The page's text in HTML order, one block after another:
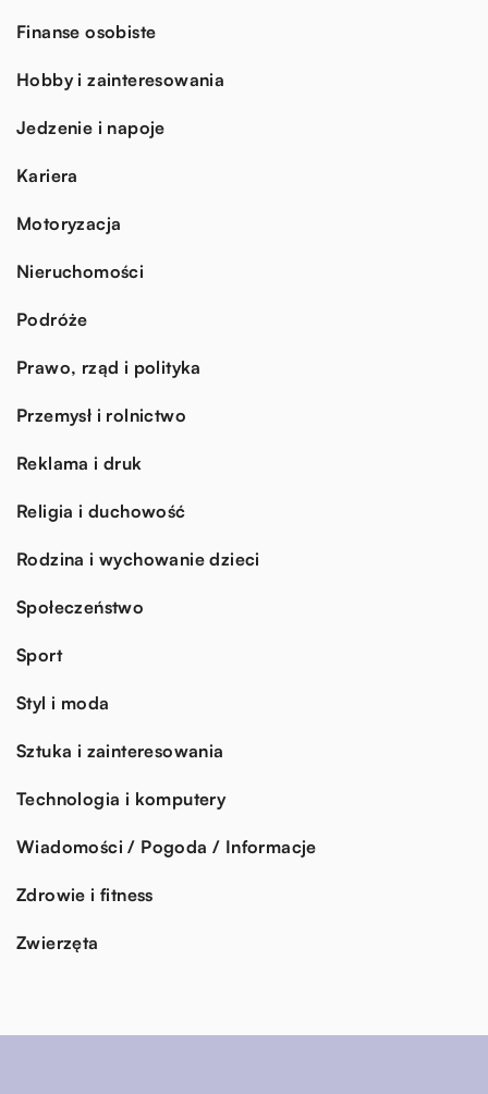
Finanse osobiste
Hobby i zainteresowania
Jedzenie i napoje
Kariera
Motoryzacja
Nieruchomości
Podróże
Prawo, rząd i polityka
Przemysł i rolnictwo
Reklama i druk
Religia i duchowość
Rodzina i wychowanie dzieci
Społeczeństwo
Sport
Styl i moda
Sztuka i zainteresowania
Technologia i komputery
Wiadomości / Pogoda / Informacje
Zdrowie i fitness
Zwierzęta